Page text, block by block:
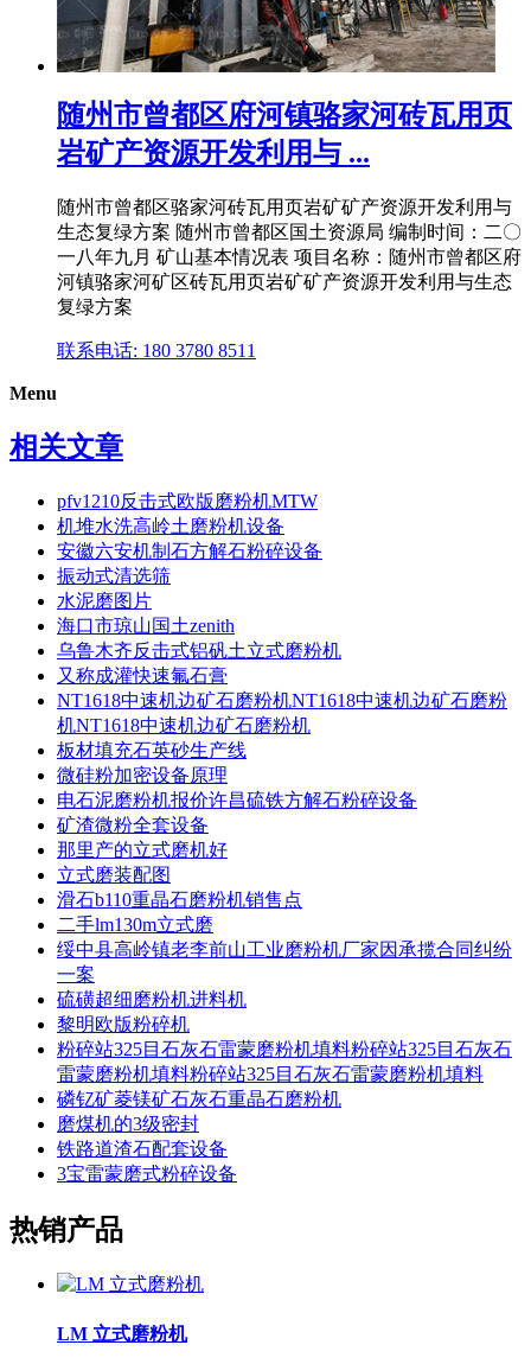
随州市曾都区府河镇骆家河砖瓦用页
岩矿产资源开发利用与 ...
随州市曾都区骆家河砖瓦用页岩矿矿产资源开发利用与
生态复绿方案 随州市曾都区国土资源局 编制时间：二〇
一八年九月 矿山基本情况表 项目名称：随州市曾都区府
河镇骆家河矿区砖瓦用页岩矿矿产资源开发利用与生态
复绿方案
联系电话: 180 3780 8511
Menu
相关文章
pfv1210反击式欧版磨粉机MTW
机堆水洗高岭土磨粉机设备
安徽六安机制石方解石粉碎设备
振动式清选筛
水泥磨图片
海口市琼山国土zenith
乌鲁木齐反击式铝矾土立式磨粉机
又称成灌快速氟石膏
NT1618中速机边矿石磨粉机NT1618中速机边矿石磨粉
机NT1618中速机边矿石磨粉机
板材填充石英砂生产线
微硅粉加密设备原理
电石泥磨粉机报价许昌硫铁方解石粉碎设备
矿渣微粉全套设备
那里产的立式磨机好
立式磨装配图
滑石b110重晶石磨粉机销售点
二手lm130m立式磨
绥中县高岭镇老李前山工业磨粉机厂家因承揽合同纠纷
一案
硫磺超细磨粉机进料机
黎明欧版粉碎机
粉碎站325目石灰石雷蒙磨粉机填料粉碎站325目石灰石
雷蒙磨粉机填料粉碎站325目石灰石雷蒙磨粉机填料
磷钇矿菱镁矿石灰石重晶石磨粉机
磨煤机的3级密封
铁路道渣石配套设备
3宝雷蒙磨式粉碎设备
热销产品
LM 立式磨粉机